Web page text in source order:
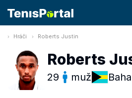
Hráči Roberts Justin
Roberts
29 muž